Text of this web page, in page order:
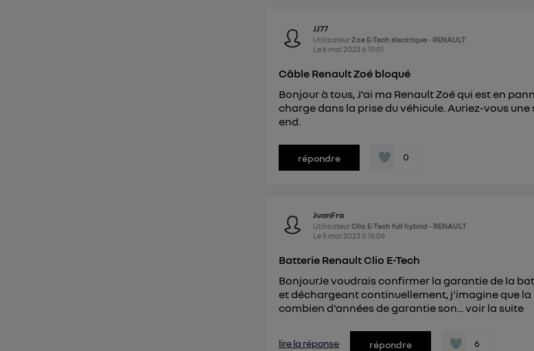
JJ77
UtilisateurZoe E-Tech électrique - RENAULT
Le6 mai 2023 à19:01
Câble Renault Zoé bloqué
Bonjour à tous, J'ai ma Renault Zoé qui est en
charge dans la prise du véhicule. Auriez-vous
end.
répondre 0
JuanFra
UtilisateurClio E-Tech full hybrid - RENAULT
Le 5 mai 2023 à16:06
Batterie Renault Clio E-Tech
BonjourJe voudrais confirmer la garantie de la
et déchargeant continuellement, j'imagine que
combien d'années de garantie son...voir la suite
lire la réponse répondre 6